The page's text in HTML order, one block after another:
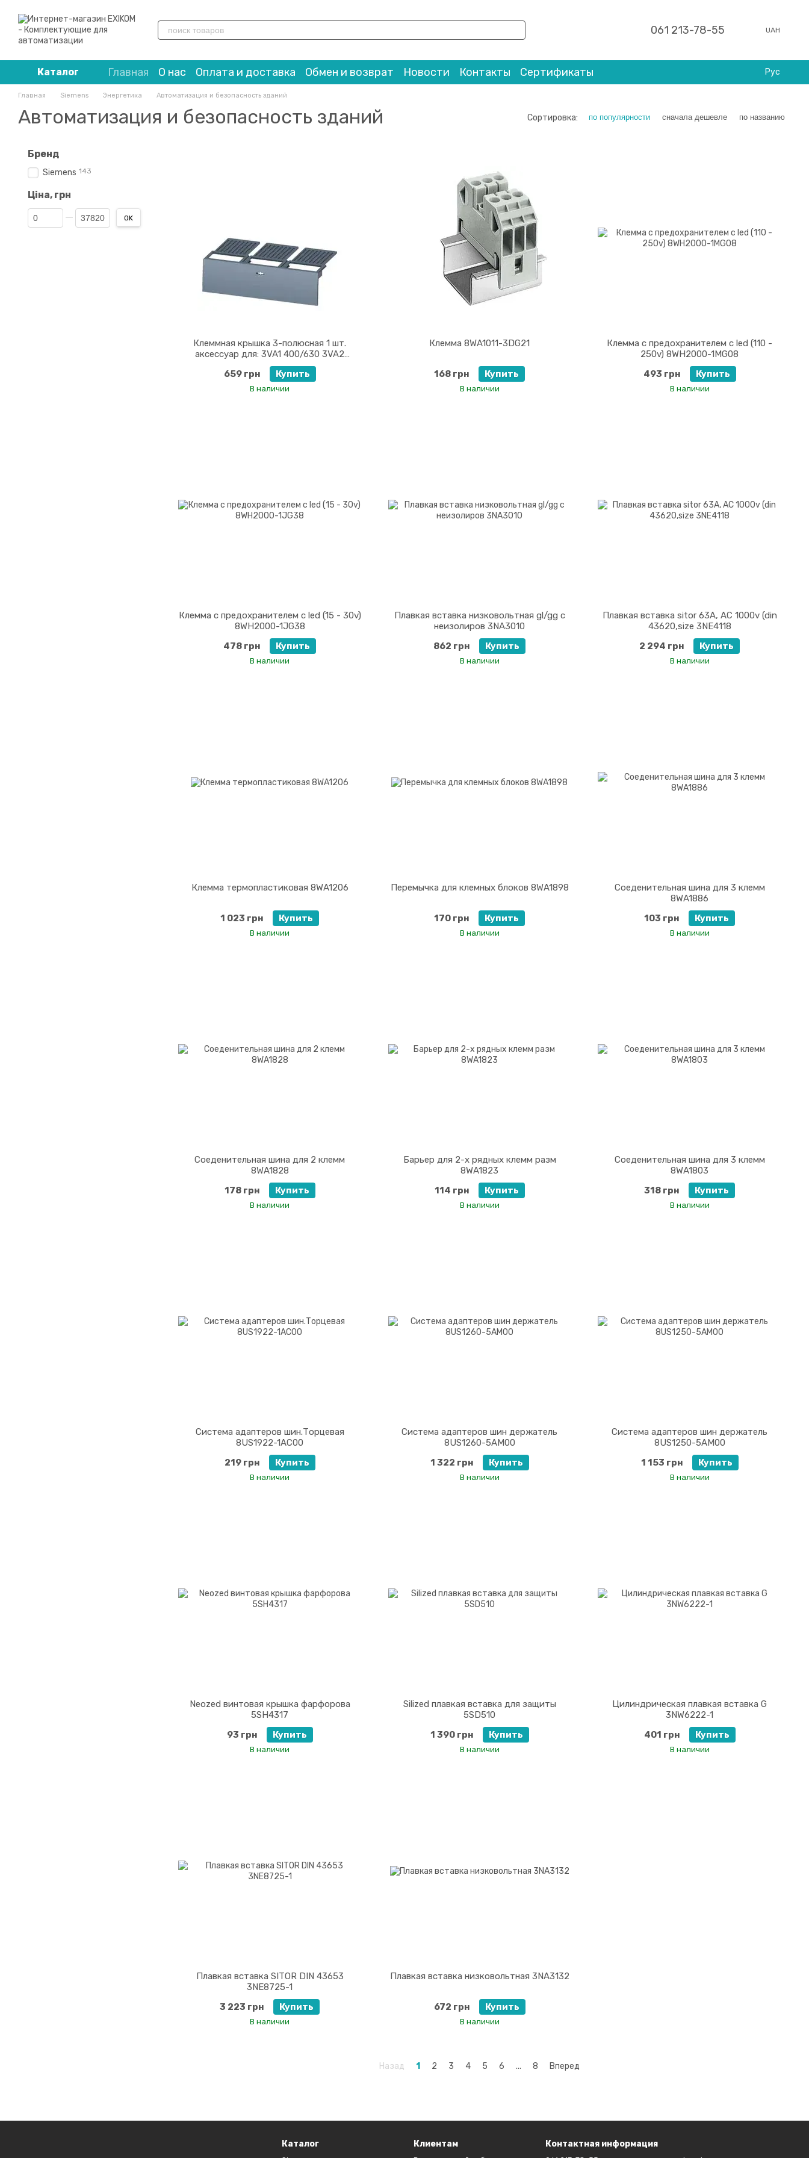
061 213-78-55 UAH
Каталог Главная О нас Оплата и доставка Обмен и возврат Новости Контакты Сертификаты Рус
Главная Siemens Энергетика Автоматизация и безопасность зданий
Автоматизация и безопасность зданий Сортировка: по популярности сначала дешевле по названию
Клеммная крышка 3-полюсная 1 шт.
аксессуар для: 3VA1 400/630 3VA2
400/630 3VA9481-0WD30
659 грн
Купить
В наличии
Клемма 8WA1011-3DG21
168 грн Купить
В наличии
Клемма с предохранителем с led (110 -
250v) 8WH2000-1MG08
493 грн
Купить
В наличии
Клемма с предохранителем с led (15 - 30v)
8WH2000-1JG38
478 грн
Купить
В наличии
Плавкая вставка низковольтная gl/gg с
неизолиров 3NA3010
862 грн
Купить
В наличии
Плавкая вставка sitor 63A, AC 1000v (din
43620,size 3NE4118
2 294 грн
Купить
В наличии
Клемма термопластиковая 8WA1206
1 023 грн Купить
В наличии
Перемычка для клемных блоков 8WA1898
170 грн Купить
В наличии
Соеденительная шина для 3 клемм
8WA1886
103 грн
Купить
В наличии
Соеденительная шина для 2 клемм
8WA1828
178 грн
Купить
В наличии
Барьер для 2-х рядных клемм разм
8WA1823
114 грн
Купить
В наличии
Соеденительная шина для 3 клемм
8WA1803
318 грн
Купить
В наличии
Система адаптеров шин.Торцевая
8US1922-1AC00
219 грн
Купить
В наличии
Система адаптеров шин держатель
8US1260-5AM00
1 322 грн
Купить
В наличии
Система адаптеров шин держатель
8US1250-5AM00
1 153 грн
Купить
В наличии
Neozed винтовая крышка фарфорова
5SH4317
93 грн
Купить
В наличии
Silized плавкая вставка для защиты
5SD510
1 390 грн
Купить
В наличии
Цилиндрическая плавкая вставка G
3NW6222-1
401 грн
Купить
В наличии
Плавкая вставка SITOR DIN 43653
3NE8725-1
3 223 грн
Купить
В наличии
Плавкая вставка низковольтная 3NA3132
672 грн Купить
В наличии
Назад 1 2 3 4 5 6 ... 8 Вперед
Бренд
Siemens 143
Ціна, грн
От Ціна, грн
До Ціна, грн OK
Каталог Клиентам Контактная информация